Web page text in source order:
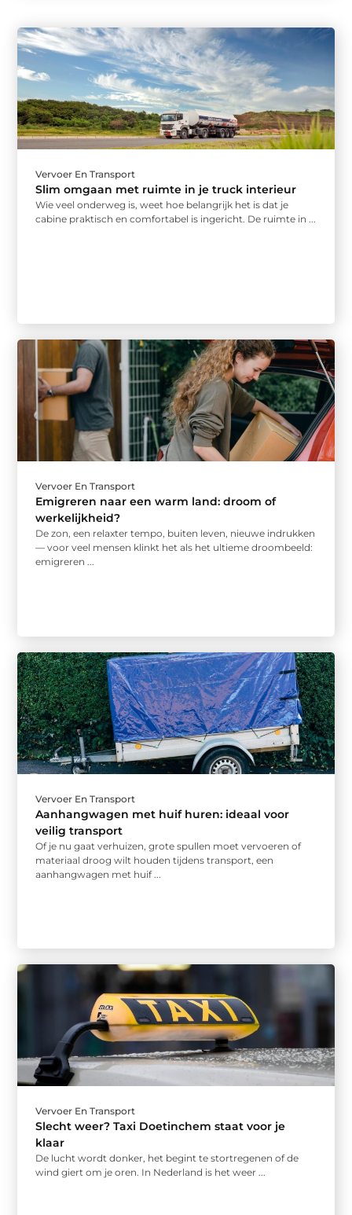
Vervoer En Transport
Slim omgaan met ruimte in je truck interieur
Wie veel onderweg is, weet hoe belangrijk het is dat je
cabine praktisch en comfortabel is ingericht. De ruimte in ...
Vervoer En Transport
Emigreren naar een warm land: droom of
werkelijkheid?
De zon, een relaxter tempo, buiten leven, nieuwe indrukken
— voor veel mensen klinkt het als het ultieme droombeeld:
emigreren ...
Vervoer En Transport
Aanhangwagen met huif huren: ideaal voor
veilig transport
Of je nu gaat verhuizen, grote spullen moet vervoeren of
materiaal droog wilt houden tijdens transport, een
aanhangwagen met huif ...
Vervoer En Transport
Slecht weer? Taxi Doetinchem staat voor je
klaar
De lucht wordt donker, het begint te stortregenen of de
wind giert om je oren. In Nederland is het weer ...